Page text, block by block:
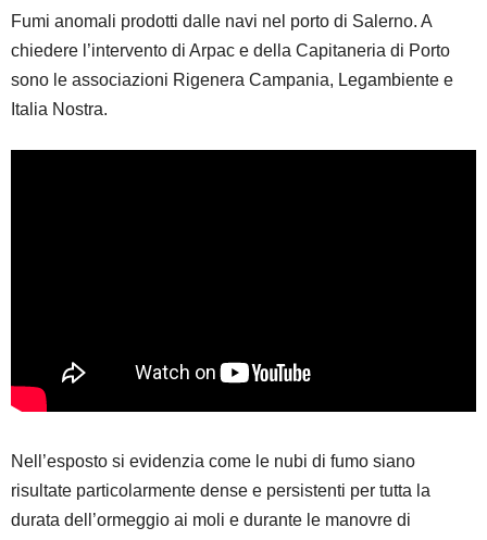
Fumi anomali prodotti dalle navi nel porto di Salerno. A
chiedere l’intervento di Arpac e della Capitaneria di Porto
sono le associazioni Rigenera Campania, Legambiente e
Italia Nostra.
Nell’esposto si evidenzia come le nubi di fumo siano
risultate particolarmente dense e persistenti per tutta la
durata dell’ormeggio ai moli e durante le manovre di